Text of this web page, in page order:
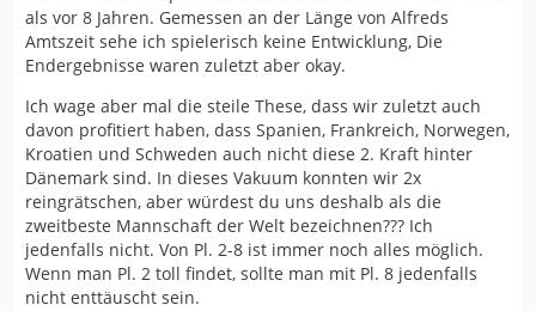
als vor 8 Jahren. Gemessen an der Länge von Alfreds
Amtszeit sehe ich spielerisch keine Entwicklung, Die
Endergebnisse waren zuletzt aber okay.
Ich wage aber mal die steile These, dass wir zuletzt auch
davon profitiert haben, dass Spanien, Frankreich, Norwegen,
Kroatien und Schweden auch nicht diese 2. Kraft hinter
Dänemark sind. In dieses Vakuum konnten wir 2x
reingrätschen, aber würdest du uns deshalb als die
zweitbeste Mannschaft der Welt bezeichnen??? Ich
jedenfalls nicht. Von Pl. 2-8 ist immer noch alles möglich.
Wenn man Pl. 2 toll findet, sollte man mit Pl. 8 jedenfalls
nicht enttäuscht sein.